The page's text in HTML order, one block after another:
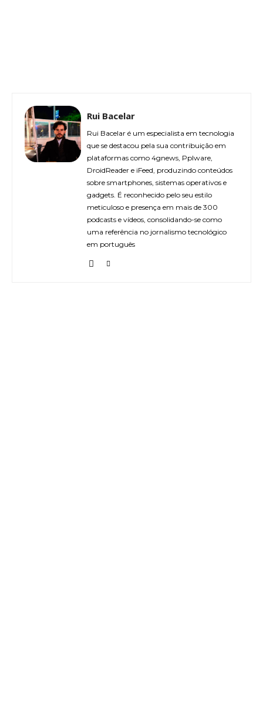
Rui Bacelar
Rui Bacelar é um especialista em tecnologia
que se destacou pela sua contribuição em
plataformas como 4gnews, Pplware,
DroidReader e iFeed, produzindo conteúdos
sobre smartphones, sistemas operativos e
gadgets. É reconhecido pelo seu estilo
meticuloso e presença em mais de 300
podcasts e vídeos, consolidando-se como
uma referência no jornalismo tecnológico
em português